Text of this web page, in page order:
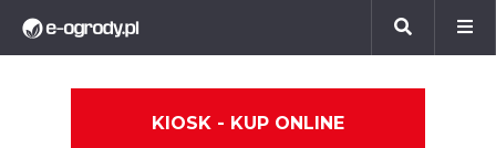
KIOSK - KUP ONLINE